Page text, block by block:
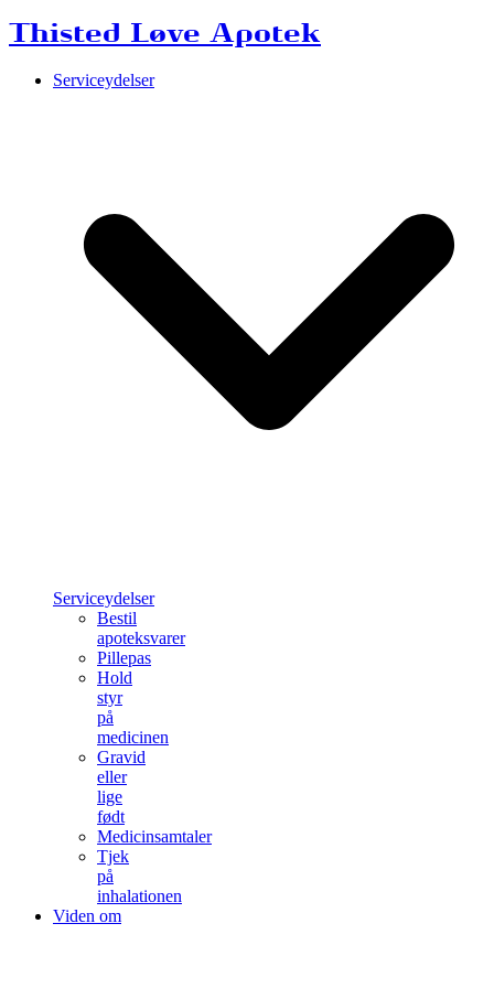
Thisted Løve Apotek
Serviceydelser
Serviceydelser
Bestil
apoteksvarer
Pillepas
Hold
styr
på
medicinen
Gravid
eller
lige
født
Medicinsamtaler
Tjek
på
inhalationen
Viden om